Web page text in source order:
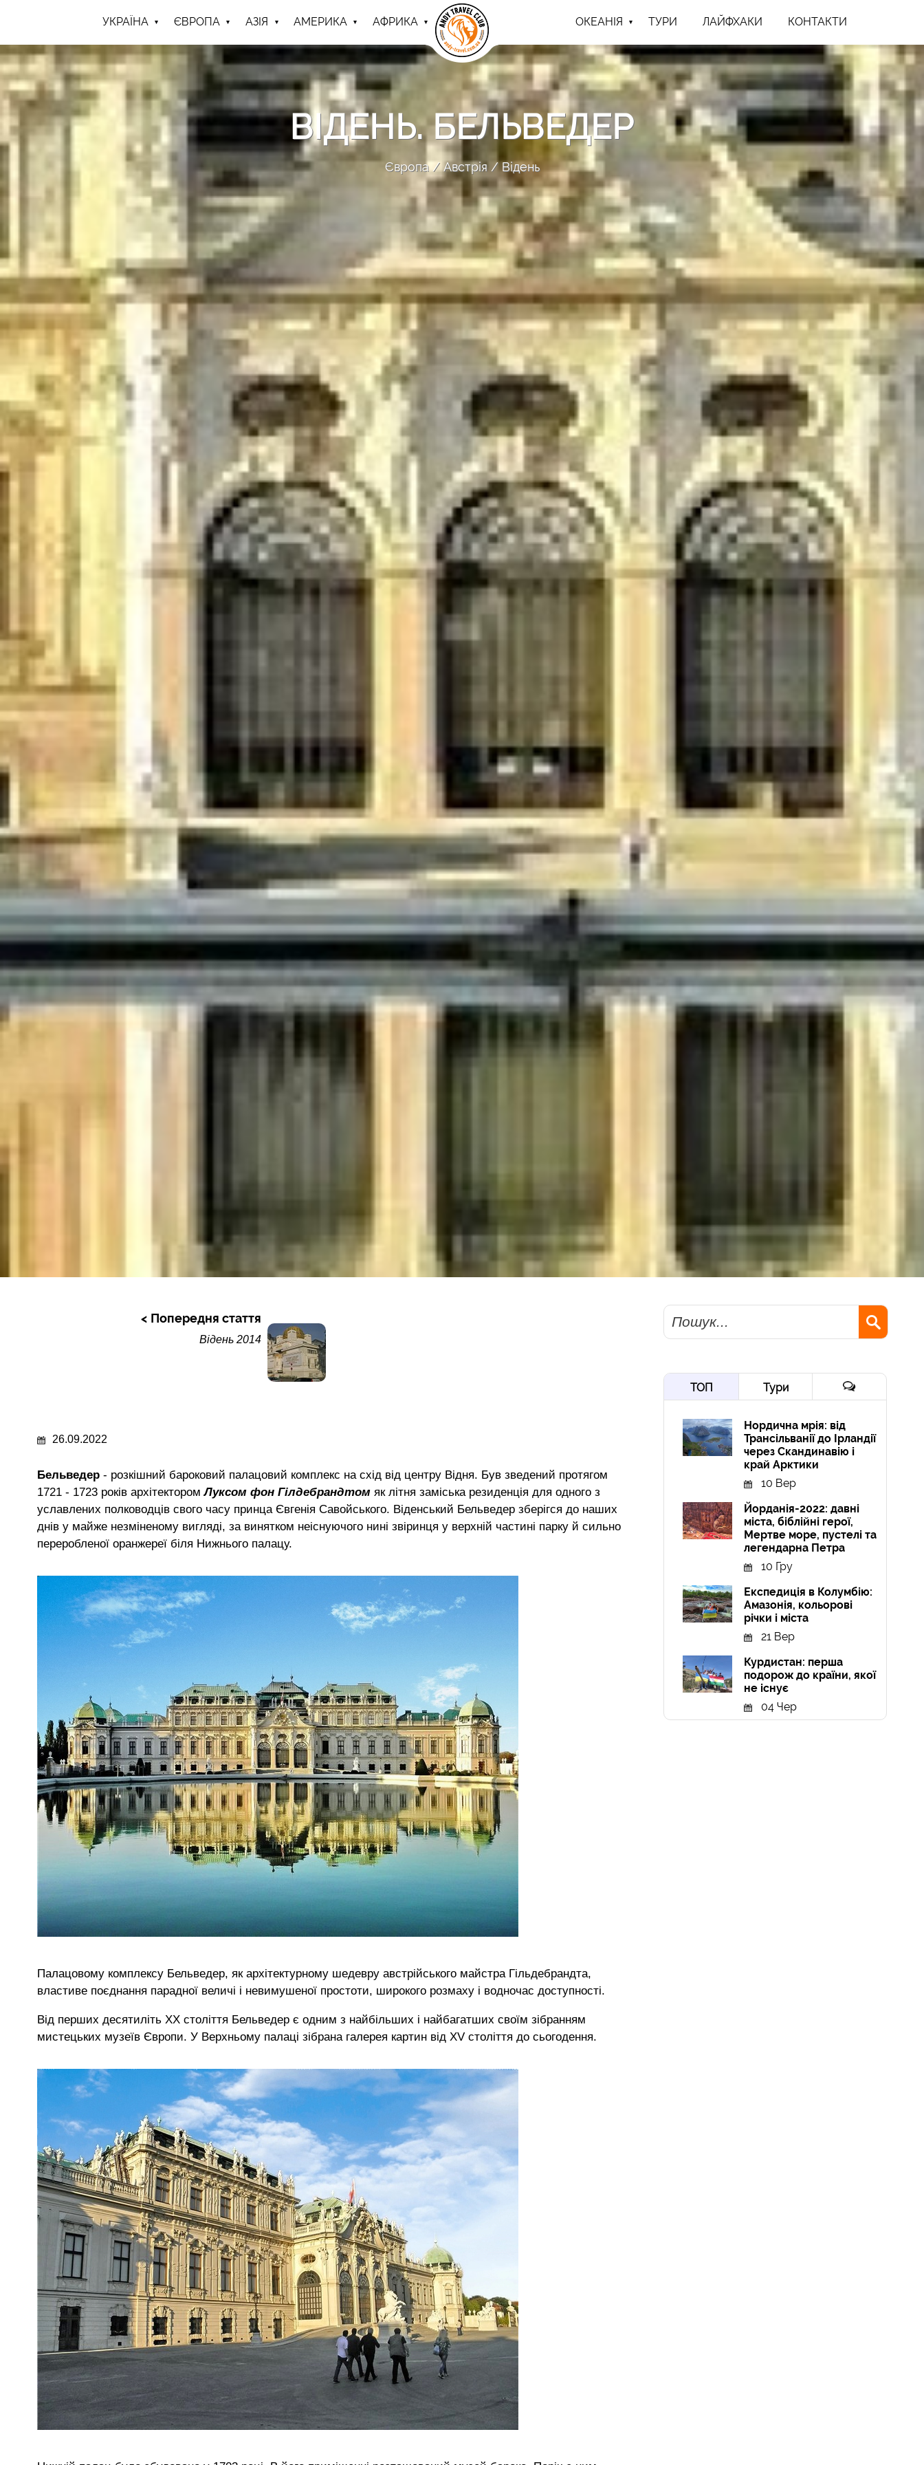
УКРАЇНА ЄВРОПА АЗІЯ АМЕРИКА АФРИКА ОКЕАНІЯ ТУРИ ЛАЙФХАКИ КОНТАКТИ
ВІДЕНЬ. БЕЛЬВЕДЕР
Європа Австрія Відень
Попередня стаття
Відень 2014
26.09.2022
Бельведер - розкішний бароковий палацовий комплекс на схід від центру Відня. Був зведений протягом
1721 - 1723 років архітекторомЛуксом фон Гілдебрандтом як літня заміська резиденція для одного з
уславлених полководців свого часу принца Євгенія Савойського. Віденський Бельведер зберігся до наших
днів у майже незміненому вигляді, за винятком неіснуючого нині звіринця у верхній частині парку й сильно
переробленої оранжереї біля Нижнього палацу.
Палацовому комплексу Бельведер, як архітектурному шедевру австрійського майстра Гільдебрандта,
властиве поєднання парадної величі і невимушеної простоти, широкого розмаху і водночас доступності.
Від перших десятиліть ХХ століття Бельведер є одним з найбільших і найбагатших своїм зібранням
мистецьких музеїв Європи. У Верхньому палаці зібрана галерея картин від XV століття до сьогодення.
Пошук
ТОП Тури
Нордична мрія: від
Трансільванії до Ірландії
через Скандинавію і
край Арктики
10 Вер
Йорданія-2022: давні
міста, біблійні герої,
Мертве море, пустелі та
легендарна Петра
10 Гру
Експедиція в Колумбію:
Амазонія, кольорові
річки і міста
21 Вер
Курдистан: перша
подорож до країни, якої
не існує
04 Чер